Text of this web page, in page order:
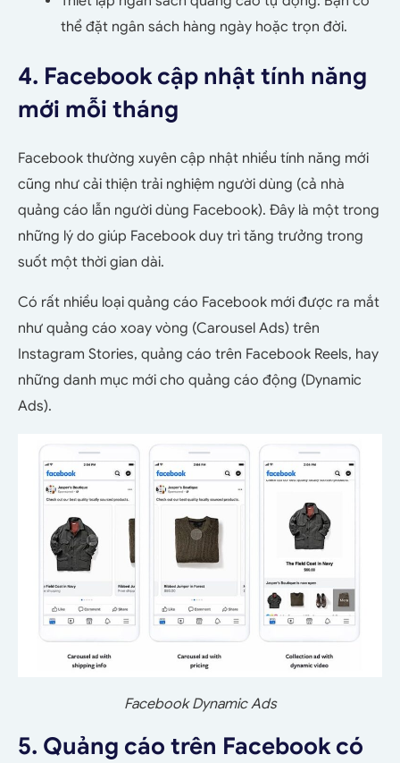
thể đặt ngân sách hàng ngày hoặc trọn đời.
4. Facebook cập nhật tính năng
mới mỗi tháng
Facebook thường xuyên cập nhật nhiều tính năng mới
cũng như cải thiện trải nghiệm người dùng (cả nhà
quảng cáo lẫn người dùng Facebook). Đây là một trong
những lý do giúp Facebook duy trì tăng trưởng trong
suốt một thời gian dài.
Có rất nhiều loại quảng cáo Facebook mới được ra mắt
như quảng cáo xoay vòng (Carousel Ads) trên
Instagram Stories, quảng cáo trên Facebook Reels, hay
những danh mục mới cho quảng cáo động (Dynamic
Ads).
Facebook Dynamic Ads
5. Quảng cáo trên Facebook có